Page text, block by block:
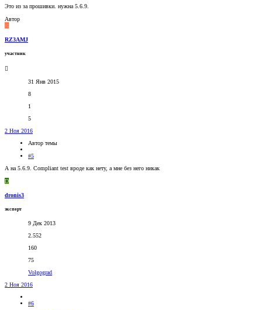
Это из за прошивки. нужна 5.6.9.
Автор
R
RZ3AMJ
участник
31 Янв 2015
8
1
5
2 Ноя 2016
Автор темы
#5
А на 5.6.9. Compliant test вроде как нету, а мне без него никак
D
dronis3
эксперт
9 Дек 2013
2.552
160
75
Volgograd
2 Ноя 2016
#6